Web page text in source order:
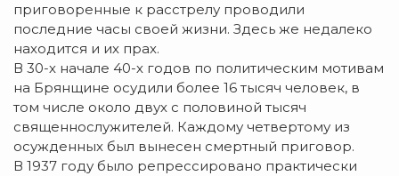
приговоренные к расстрелу проводили
последние часы своей жизни. Здесь же недалеко
находится и их прах.
В 30-х начале 40-х годов по политическим мотивам
на Брянщине осудили более 16 тысяч человек, в
том числе около двух с половиной тысяч
священнослужителей. Каждому четвертому из
осужденных был вынесен смертный приговор.
В 1937 году было репрессировано практически